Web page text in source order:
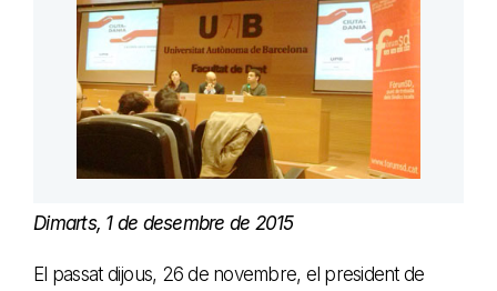
Dimarts, 1 de desembre de 2015
El passat dijous, 26 de novembre, el president de